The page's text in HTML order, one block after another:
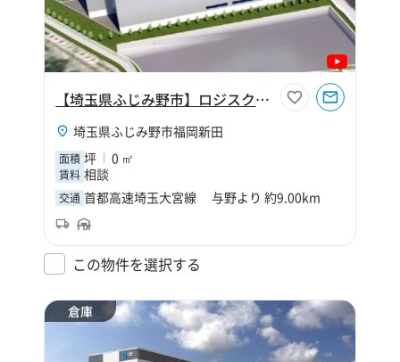
【埼玉県ふじみ野市】ロジスクエアふじみ野C
埼玉県ふじみ野市福岡新田
面積 坪 0 ㎡
賃料 相談
交通 首都高速埼玉大宮線 与野より 約9.00km
この物件を選択する
倉庫